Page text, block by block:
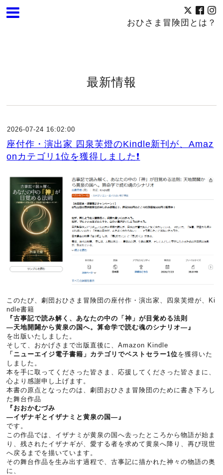
おひさま冒険団とは？
最新情報
2026-07-24 16:02:00
座付作・演出家 四泉芙燈のKindle新刊が、Amaz
onカテゴリ1位を獲得しました❗
このたび、劇団おひさま冒険団の座付作・演出家、四泉芙燈が、Ki
ndle書籍
『古事記で読み解く、あなたの中の「神」が目覚める法則
―天地開闢から黄泉の国へ。算命学で読む魂のシナリオ―』
を出版いたしました。
そして、おかげさまで出版直後に、Amazon Kindle
「ニューエイジ電子書籍」カテゴリでベストセラー1位を獲得いた
しました。
本を手に取ってくださった皆さま、応援してくださった皆さまに、
心より感謝申し上げます。
本書の原点となったのは、劇団おひさま冒険団のために書き下ろし
た舞台作品
『おおかむづみ
―イザナギとイザナミと黄泉の国―』
です。
この作品では、イザナミが黄泉の国へ去ったところから物語が始ま
り、残されたイザナギが、愛する者を求めて黄泉へ降り、再び現世
へ戻るまでを描いています。
その舞台作品を生み出す過程で、古事記に描かれた神々の物語の奥
に、